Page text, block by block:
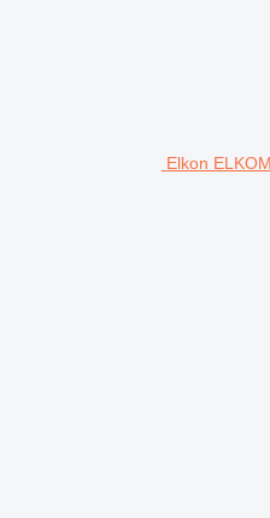
Elkon